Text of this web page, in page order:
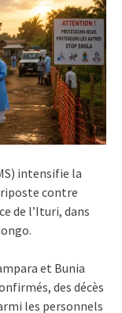
intensifie la
contre
de l’Ituri, dans
et Bunia
des décès
les personnels